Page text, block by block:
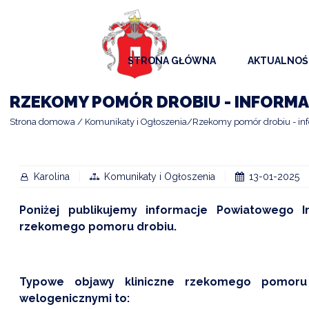
STRONA GŁÓWNA
RZEKOMY POMÓR DROBIU -
Strona domowa Komunikaty i Ogłoszenia Rzekomy pomór drobiu -
Karolina Komunikaty i Ogłoszenia 13-01-2025
Poniżej publikujemy informacje Powiatowego
rzekomego pomoru drobiu.
Typowe objawy kliniczne rzekomego
welogenicznymi to: